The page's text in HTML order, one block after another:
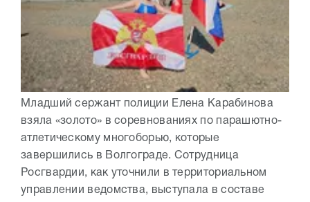
Младший сержант полиции Елена Карабинова
взяла «золото» в соревнованиях по парашютно-
атлетическому многоборью, которые
завершились в Волгограде. Сотрудница
Росгвардии, как уточнили в территориальном
управлении ведомства, выступала в составе